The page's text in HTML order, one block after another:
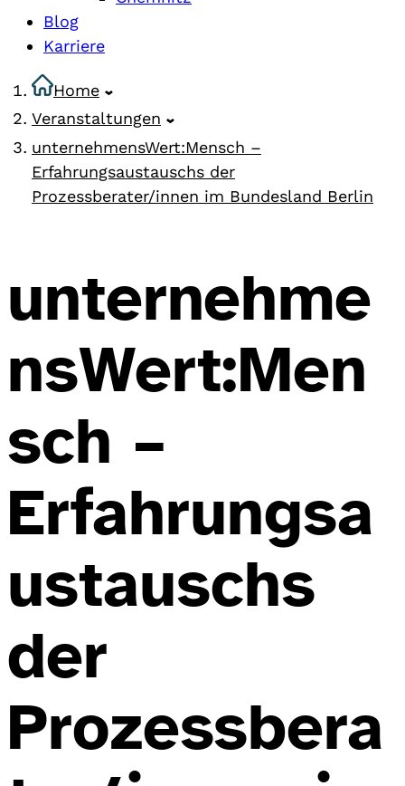
Blog
Karriere
Home
Veranstaltungen
unternehmensWert:Mensch –
Erfahrungsaustauschs der
Prozessberater/innen im Bundesland Berlin
unternehme
nsWert:Men
sch –
Erfahrungsa
ustauschs
der
Prozessbera